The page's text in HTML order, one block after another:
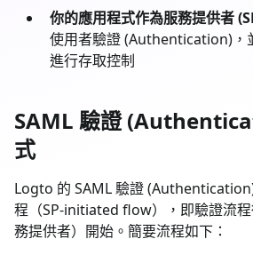
你的應用程式作為服務提供者
使用者驗證 (Authentication)，
進行存取控制
SAML 驗證
式
Logto 的 SAML 驗證
程（SP-initiated flow），即驗證流
務提供者）開始。簡要流程如下：